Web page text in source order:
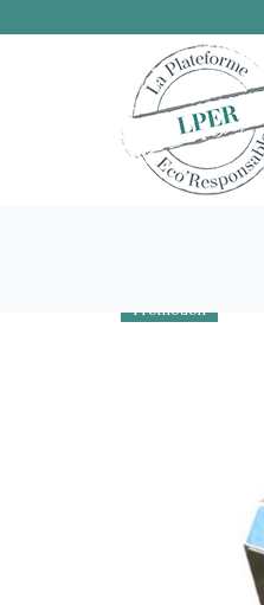
Promotion